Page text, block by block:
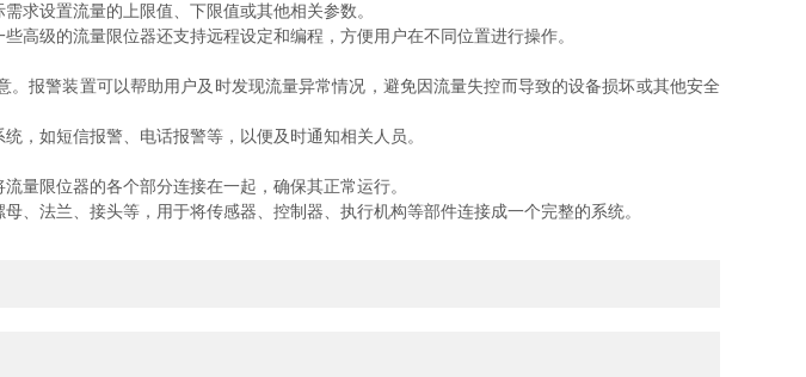
设置流量的上限值、下限值或其他相关参数。
级的流量限位器还支持远程设定和编程，方便用户在不同位置进行操作。
警装置可以帮助用户及时发现流量异常情况，避免因流量失控而导致的设备损坏或其他安全
如短信报警、电话报警等，以便及时通知相关人员。
限位器的各个部分连接在一起，确保其正常运行。
法兰、接头等，用于将传感器、控制器、执行机构等部件连接成一个完整的系统。